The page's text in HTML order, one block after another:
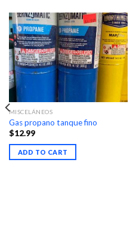
MISCELÁNEOS
Gas propano tanque fino
$12.99
ADD TO CART